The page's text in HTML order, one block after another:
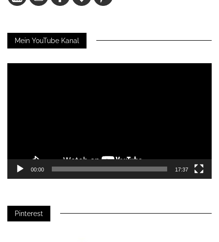
Mein YouTube Kanal
00:00 17:37
Pinterest